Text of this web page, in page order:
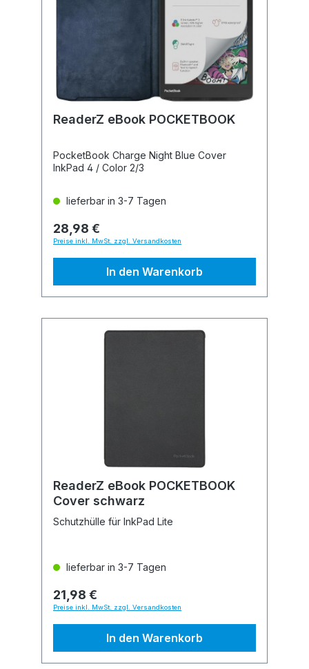
ReaderZ eBook POCKETBOOK
PocketBook Charge Night Blue Cover
InkPad 4 / Color 2/3
lieferbar in 3-7 Tagen
28,98 €
Preise inkl. MwSt. zzgl. Versandkosten
In den Warenkorb
ReaderZ eBook POCKETBOOK
Cover schwarz
Schutzhülle für InkPad Lite
lieferbar in 3-7 Tagen
21,98 €
Preise inkl. MwSt. zzgl. Versandkosten
In den Warenkorb